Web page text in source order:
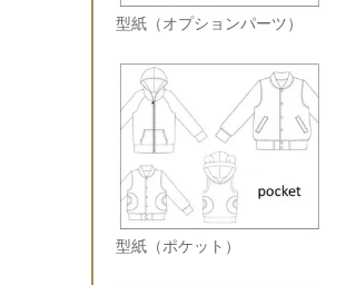
型紙（オプションパーツ）
型紙（ポケット）